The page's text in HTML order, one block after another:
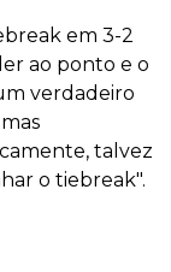
em 3-2
ao ponto e o
verdadeiro
talvez
o tiebreak".